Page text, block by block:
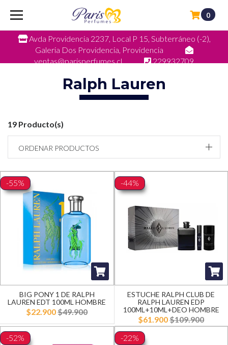
Avda Providencia 2237, Local P 15, Subterráneo (-2),
Galeria Dos Providencia, Providencia
ventas@parisperfumes.cl
229932709
0
Ralph Lauren
19 Producto(s)
ORDENAR PRODUCTOS
-55%
BIG PONY 1 DE RALPH
LAUREN EDT 100ML HOMBRE
$22.900$49.900
-44%
ESTUCHE RALPH CLUB DE
RALPH LAUREN EDP
100ML+10ML+DEO HOMBRE
$61.900$109.900
-52%
-22%